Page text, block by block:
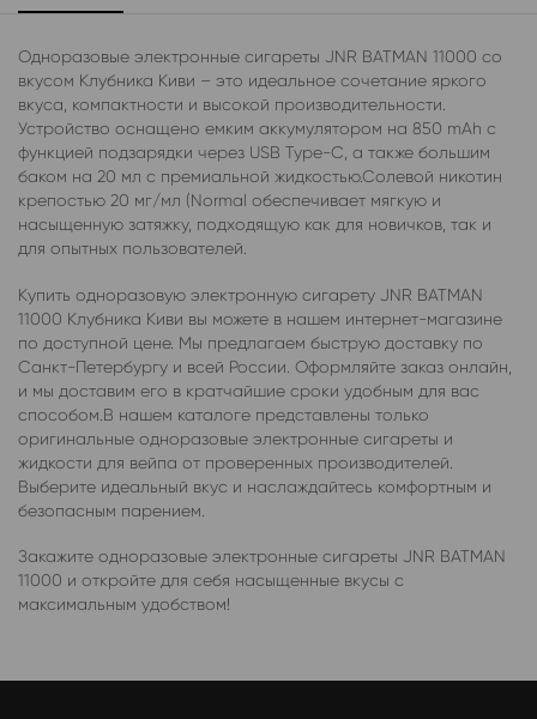
Одноразовые электронные сигареты JNR BATMAN 11000 со
вкусом Клубника Киви – это идеальное сочетание яркого
вкуса, компактности и высокой производительности.
Устройство оснащено емким аккумулятором на 850 mAh с
функцией подзарядки через USB Type-C, а также большим
баком на 20 мл с премиальной жидкостью.Солевой никотин
крепостью 20 мг/мл (Normal обеспечивает мягкую и
насыщенную затяжку, подходящую как для новичков, так и
для опытных пользователей.
Купить одноразовую электронную сигарету JNR BATMAN
11000 Клубника Киви вы можете в нашем интернет-магазине
по доступной цене. Мы предлагаем быструю доставку по
Санкт-Петербургу и всей России. Оформляйте заказ онлайн,
и мы доставим его в кратчайшие сроки удобным для вас
способом.В нашем каталоге представлены только
оригинальные одноразовые электронные сигареты и
жидкости для вейпа от проверенных производителей.
Выберите идеальный вкус и наслаждайтесь комфортным и
безопасным парением.
Закажите одноразовые электронные сигареты JNR BATMAN
11000 и откройте для себя насыщенные вкусы с
максимальным удобством!